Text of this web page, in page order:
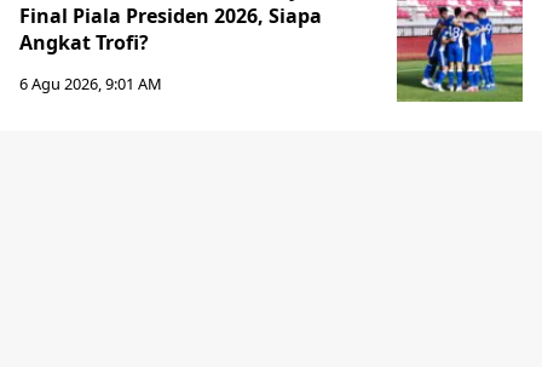
Final Piala Presiden 2026, Siapa
Angkat Trofi?
6 Agu 2026, 9:01 AM